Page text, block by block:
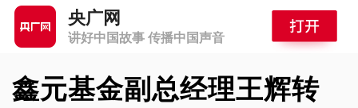
央广网
讲好中国故事 传播中国声音
鑫元基金副总经理王辉转